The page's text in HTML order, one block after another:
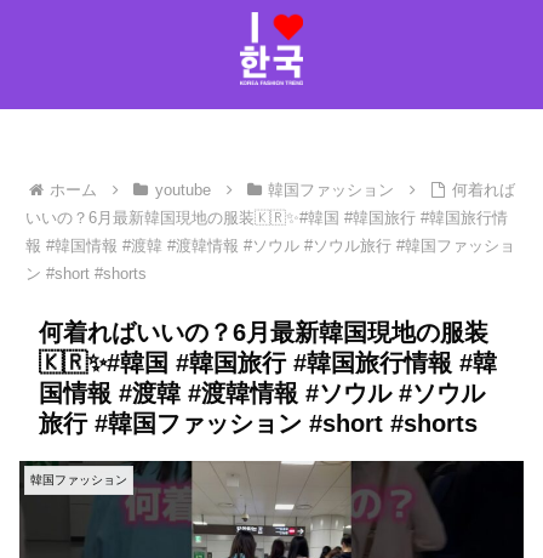
ホーム youtube 韓国ファッション
何着れば
いいの？6月最新韓国現地の服装🇰🇷✨#韓国 #韓国旅行 #韓国旅行情
報 #韓国情報 #渡韓 #渡韓情報 #ソウル #ソウル旅行 #韓国ファッショ
ン #short #shorts
何着ればいいの？6月最新韓国現地の服装
🇰🇷✨#韓国 #韓国旅行 #韓国旅行情報 #韓
国情報 #渡韓 #渡韓情報 #ソウル #ソウル
旅行 #韓国ファッション #short #shorts
韓国ファッション